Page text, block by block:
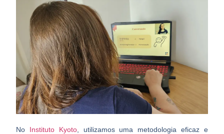
No Instituto Kyoto, utilizamos uma metodologia eficaz e